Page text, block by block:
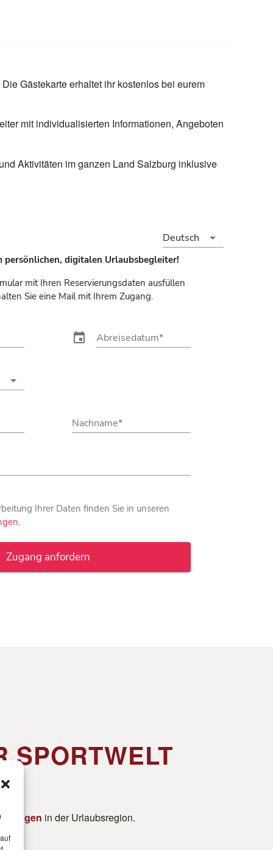
Gästekarte erhaltet ihr kostenlos bei eurem
mit individualisierten Informationen, Angeboten
Aktivitäten im ganzen Land Salzburg inklusive
SPORTWELT
in der Urlaubsregion.